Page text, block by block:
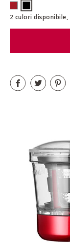
2 culori disponibile,